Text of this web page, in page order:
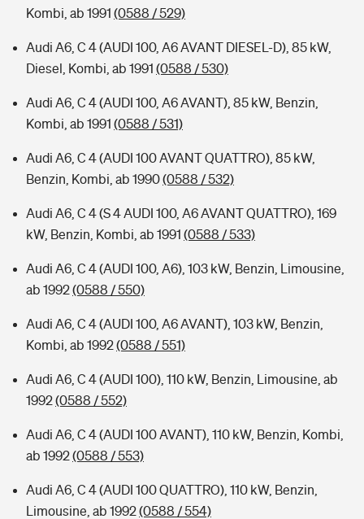
Kombi, ab 1991 (0588 / 529)
Audi A6, C 4 (AUDI 100, A6 AVANT DIESEL-D), 85 kW,
Diesel, Kombi, ab 1991 (0588 / 530)
Audi A6, C 4 (AUDI 100, A6 AVANT), 85 kW, Benzin,
Kombi, ab 1991 (0588 / 531)
Audi A6, C 4 (AUDI 100 AVANT QUATTRO), 85 kW,
Benzin, Kombi, ab 1990(0588 / 532)
Audi A6, C 4 (S 4 AUDI 100, A6 AVANT QUATTRO), 169
kW, Benzin, Kombi, ab 1991 (0588 / 533)
Audi A6, C 4 (AUDI 100, A6), 103 kW, Benzin, Limousine,
ab 1992(0588 / 550)
Audi A6, C 4 (AUDI 100, A6 AVANT), 103 kW, Benzin,
Kombi, ab 1992(0588 / 551)
Audi A6, C 4 (AUDI 100), 110 kW, Benzin, Limousine, ab
1992(0588 / 552)
Audi A6, C 4 (AUDI 100 AVANT), 110 kW, Benzin, Kombi,
ab 1992(0588 / 553)
Audi A6, C 4 (AUDI 100 QUATTRO), 110 kW, Benzin,
Limousine, ab 1992(0588 / 554)